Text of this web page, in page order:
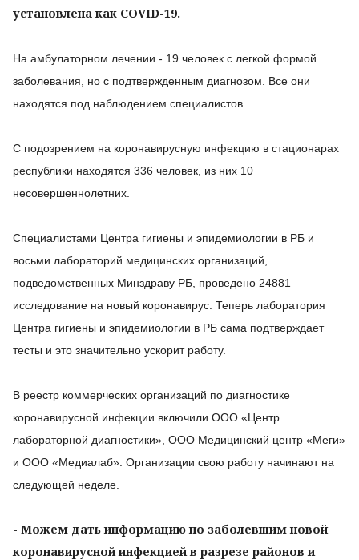
установлена как COVID-19.
На амбулаторном лечении - 19 человек с легкой формой
заболевания, но с подтвержденным диагнозом. Все они
находятся под наблюдением специалистов.
С подозрением на коронавирусную инфекцию в стационарах
республики находятся 336 человек, из них 10
несовершеннолетних.
Специалистами Центра гигиены и эпидемиологии в РБ и
восьми лабораторий медицинских организаций,
подведомственных Минздраву РБ, проведено 24881
исследование на новый коронавирус. Теперь лаборатория
Центра гигиены и эпидемиологии в РБ сама подтверждает
тесты и это значительно ускорит работу.
В реестр коммерческих организаций по диагностике
коронавирусной инфекции включили ООО «Центр
лабораторной диагностики», ООО Медицинский центр «Меги»
и ООО «Медиалаб». Организации свою работу начинают на
следующей неделе.
- Можем дать информацию по заболевшим новой
коронавирусной инфекцией в разрезе районов и